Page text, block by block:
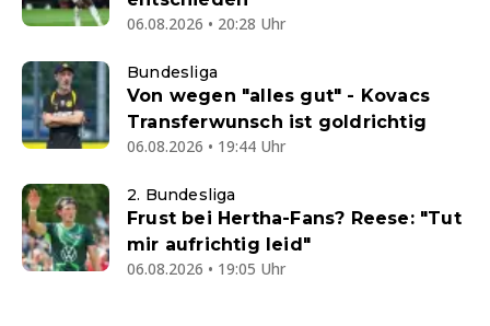
06.08.2026 • 20:28 Uhr
Bundesliga
Von wegen "alles gut" - Kovacs
Transferwunsch ist goldrichtig
06.08.2026 • 19:44 Uhr
2. Bundesliga
Frust bei Hertha-Fans? Reese: "Tut
mir aufrichtig leid"
06.08.2026 • 19:05 Uhr